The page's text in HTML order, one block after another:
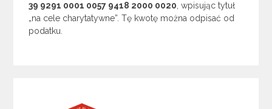
39 9291 0001 0057 9418 2000 0020, wpisując tytuł
„na cele charytatywne”. Tę kwotę można odpisać od
podatku.